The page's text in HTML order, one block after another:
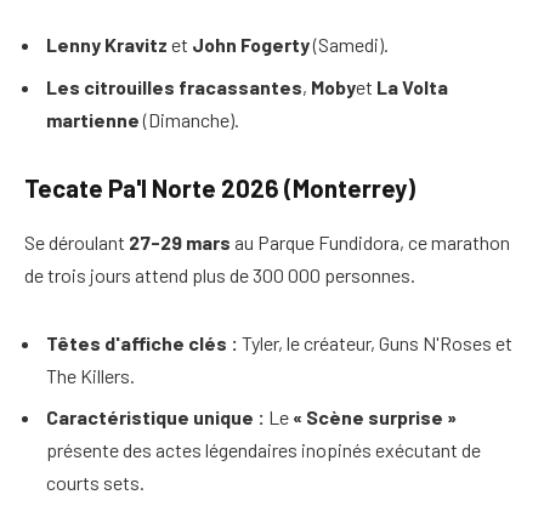
Lenny Kravitz et John Fogerty(Samedi).
Les citrouilles fracassantes, Mobyet La Volta
martienne(Dimanche).
Tecate Pa'l Norte 2026 (Monterrey)
Se déroulant 27-29 mars au Parque Fundidora, ce marathon
de trois jours attend plus de 300 000 personnes.
Têtes d'affiche clés : Tyler, le créateur, Guns N'Roses et
The Killers.
Caractéristique unique : Le « Scène surprise »
présente des actes légendaires inopinés exécutant de
courts sets.